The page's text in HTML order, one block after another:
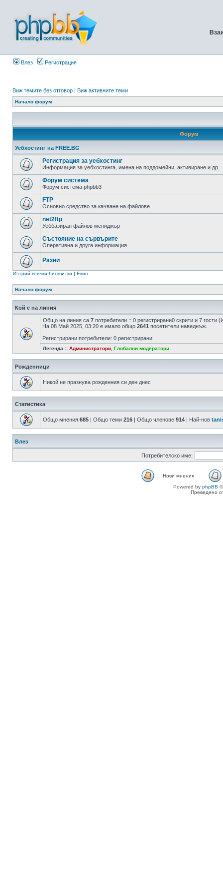
Влез Регистрация
Виж темите без отговор | Виж активните теми
Начало форум
Форум
Уебхостинг на FREE.BG
Регистрация за уебхостинг
Информация за уебхостинга, имена на поддомейни, активиране и др.
Форум система
Форум система phpbb3
FTP
Основно средство за качване на файлове
net2ftp
Уеббазиран файлов мениджър
Състояние на сървърите
Оперативна и друга информация
Разни
Изтрий всички бисквитки | Екип
Начало форум
Кой е на линия
Общо на линия са 7 потребители :: 0 регистрирани0 скрити и 7
На 08 Май 2025, 03:20 е имало общо 2641 посетители наведнъж.
Регистрирани потребители: 0 регистрирани
Легенда :: Администратори Глобални модератори
Рожденници
Никой не празнува рожденния си ден днес
Статистика
Общо мнения 685 | Общо теми 216 | Общо членове 914 | Най-нов
Влез
Потребителско име:
Нови мнения
Powered by phpBB
Преведено